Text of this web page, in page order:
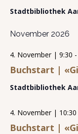
Stadtbibliothek
November 2026
Buchstart |
4. November | 9:30 -
Stadtbibliothek
Buchstart |
4. November | 10:30